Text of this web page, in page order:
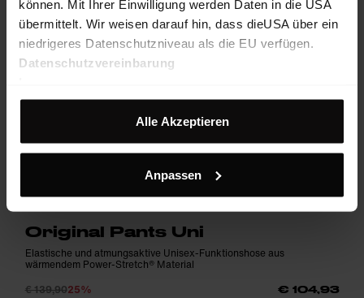
können. Mit Ihrer Einwilligung werden Daten in die USA
übermittelt. Wir weisen darauf hin, dass dieUSA über ein
niedrigeres Datenschutzniveau als die EU verfügen.
Datenschutzvereinbarung
Alle Akzeptieren
Anpassen
Original Pants Uni
Elastische und atmungsaktive Unisex-Funktionshose aus
wärmendem Power-Stretch® Material
€ 139,9025% € 104,93